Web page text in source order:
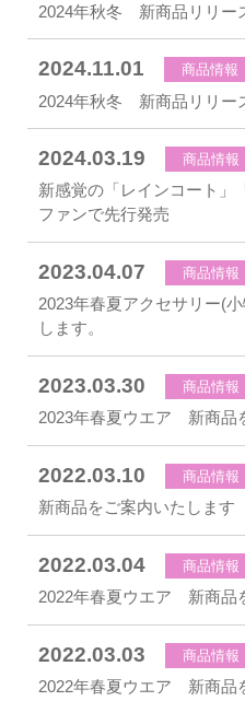
2024年秋冬 新商品リリー
2024.11.01 商品情報
2024年秋冬 新商品リリー
2024.03.19 商品情報
新感覚の「レインコート」
ファンで先行発売
2023.04.07 商品情報
2023年春夏アクセサリー(
します。
2023.03.30 商品情報
2023年春夏ウエア 新商品
2022.03.10 商品情報
新商品をご案内いたします
2022.03.04 商品情報
2022年春夏ウエア 新商品
2022.03.03 商品情報
2022年春夏ウエア 新商品